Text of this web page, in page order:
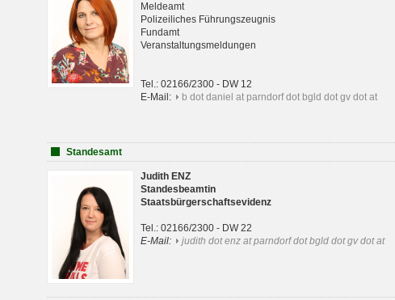
Meldeamt
Polizeiliches Führungszeugnis
Fundamt
Veranstaltungsmeldungen
Tel.: 02166/2300 - DW 12
E-Mail:
b dot daniel at parndorf dot bgld dot gv dot at
Standesamt
Judith ENZ
Standesbeamtin
Staatsbürgerschaftsevidenz
Tel.: 02166/2300 - DW 22
E-Mail:
judith dot enz at parndorf dot bgld dot gv dot at